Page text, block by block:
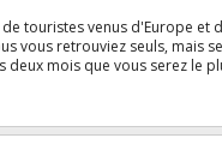
touristes venus d'Europe et
vous retrouviez seuls, mais
deux mois que vous serez le